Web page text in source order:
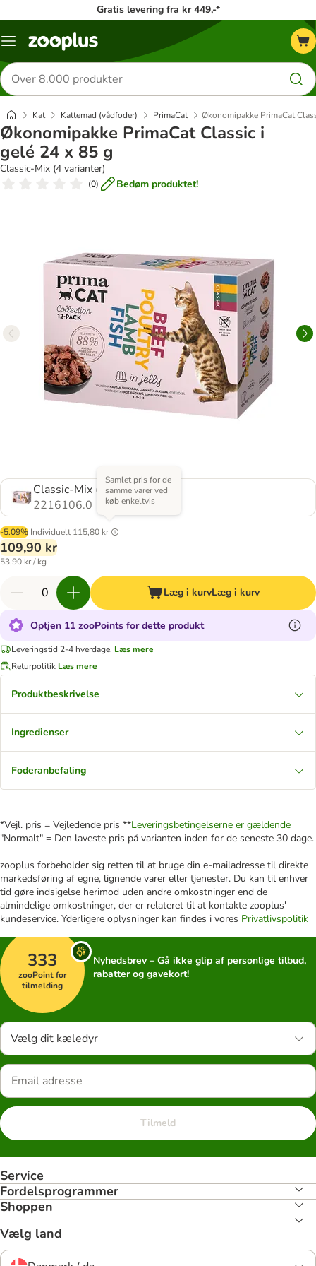
Gratis levering fra kr 449,-*
Menu
Søg
efter
produkter
Kat Kattemad (vådfoder) PrimaCat Økonomipakke PrimaCat
Økonomipakke PrimaCat Classic i
gelé 24 x 85 g
Classic-Mix (4 varianter)
(0) Bedøm produktet!
Classic-Mix (4 varianter)
2216106.0
-5.09% Individuelt 115,80 kr
Samlet pris for de
samme varer ved
køb enkeltvis
109,90 kr
53,90 kr / kg
Læg i kurvLæg i kurv
Optjen 11 zooPoints for dette produkt
Leveringstid 2-4 hverdage. Læs mere
Returpolitik Læs mere
Produktbeskrivelse
Ingredienser
Foderanbefaling
*Vejl. pris = Vejledende pris **Leveringsbetingelserne er gældende
"Normalt" = Den laveste pris på varianten inden for de seneste 30 dage.
zooplus forbeholder sig retten til at bruge din e-mailadresse til direkte
markedsføring af egne, lignende varer eller tjenester. Du kan til enhver
tid gøre indsigelse herimod uden andre omkostninger end de
almindelige omkostninger, der er relateret til at kontakte zooplus'
kundeservice. Yderligere oplysninger kan findes i vores Privatlivspolitik
333
zooPoint for
tilmelding
Nyhedsbrev – Gå ikke glip af personlige tilbud,
rabatter og gavekort!
Vælg dit kæledyr
Tilmeld
Service
Fordelsprogrammer
Shoppen
Vælg land